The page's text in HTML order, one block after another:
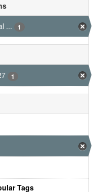
...
1
1
Tags